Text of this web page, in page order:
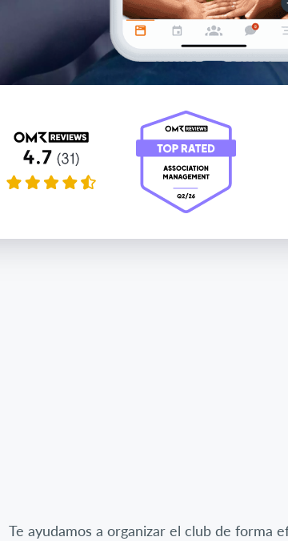
Te ayudamos a organizar el club de forma